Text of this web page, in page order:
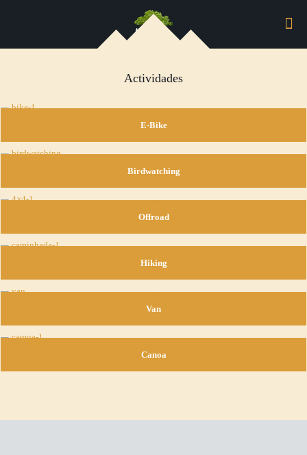
Actividades
E-Bike
Birdwatching
Offroad
Hiking
Van
Canoa